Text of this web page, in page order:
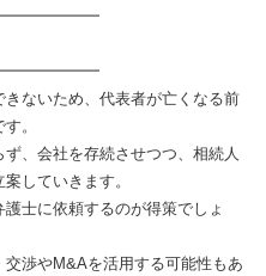
ないため、代表者が亡くなる前
。
、会社を存続させつつ、相続人
していきます。
士に依頼するのが得策でしょ
渉やM&Aを活用する可能性もあ